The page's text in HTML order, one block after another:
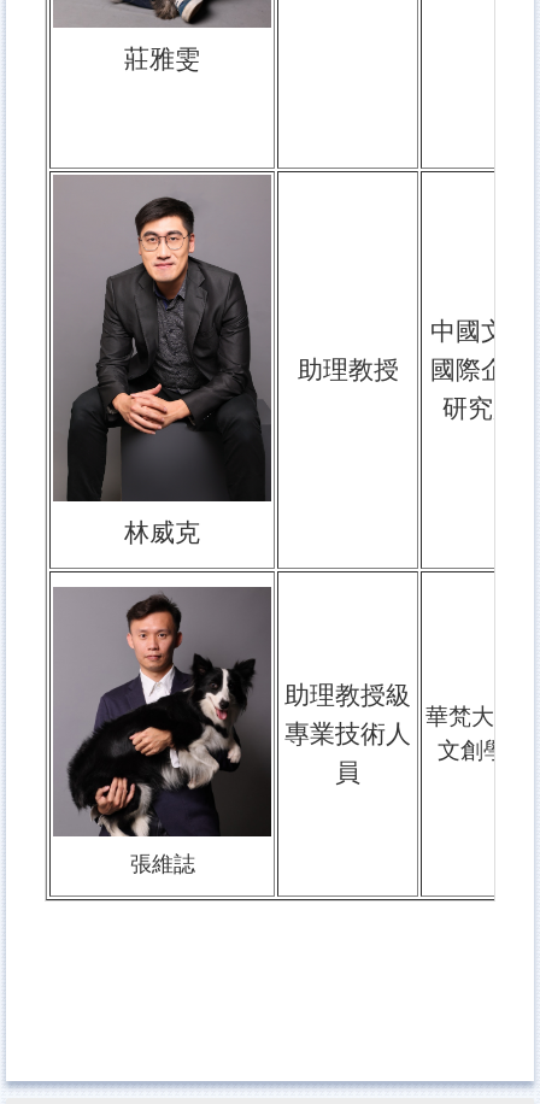
莊雅雯
林威克
助理教授
中國文化
國際企業
研究所
張維誌
助理教授級
專業技術人
員
華梵大學
文創學系